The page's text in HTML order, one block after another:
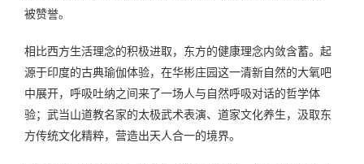
被赞誉。
相比西方生活理念的积极进取，东方的健康理念内敛含蓄。起
源于印度的古典瑜伽体验，在华彬庄园这一清新自然的大氧吧
中展开，呼吸吐纳之间来了一场人与自然呼吸对话的哲学体
验；武当山道教名家的太极武术表演、道家文化养生，汲取东
方传统文化精粹，营造出天人合一的境界。